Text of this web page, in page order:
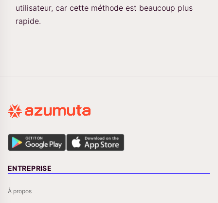
utilisateur, car cette méthode est beaucoup plus
rapide.
ENTREPRISE
À propos